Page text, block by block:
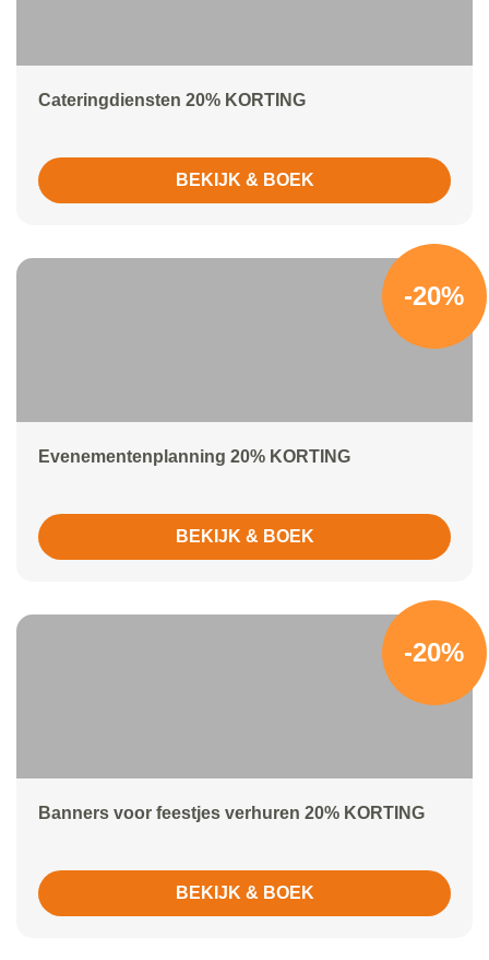
Cateringdiensten 20% KORTING
BEKIJK & BOEK
-20%
Evenementenplanning 20% KORTING
BEKIJK & BOEK
-20%
Banners voor feestjes verhuren 20% KORTING
BEKIJK & BOEK